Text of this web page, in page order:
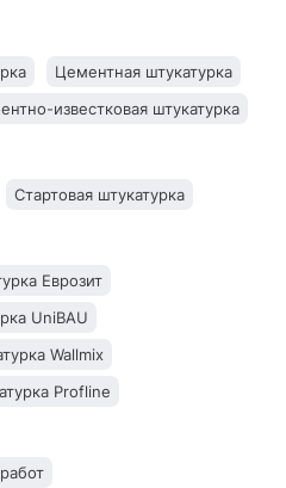
Цементная штукатурка
известковая штукатурка
Стартовая штукатурка
Еврозит
UniBAU
Wallmix
Profline
Scanmix
Полимин